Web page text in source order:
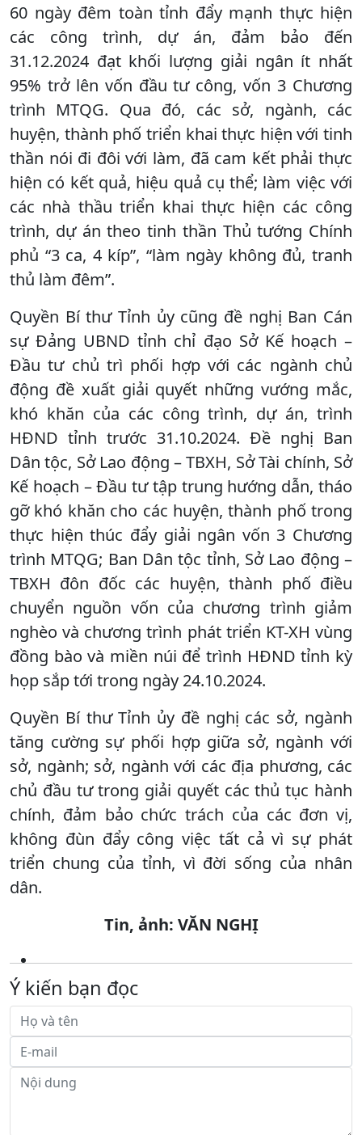
60 ngày đêm toàn tỉnh đẩy mạnh thực hiện
các công trình, dự án, đảm bảo đến
31.12.2024 đạt khối lượng giải ngân ít nhất
95% trở lên vốn đầu tư công, vốn 3 Chương
trình MTQG. Qua đó, các sở, ngành, các
huyện, thành phố triển khai thực hiện với tinh
thần nói đi đôi với làm, đã cam kết phải thực
hiện có kết quả, hiệu quả cụ thể; làm việc với
các nhà thầu triển khai thực hiện các công
trình, dự án theo tinh thần Thủ tướng Chính
phủ “3 ca, 4 kíp”, “làm ngày không đủ, tranh
thủ làm đêm”.
Quyền Bí thư Tỉnh ủy cũng đề nghị Ban Cán
sự Đảng UBND tỉnh chỉ đạo Sở Kế hoạch –
Đầu tư chủ trì phối hợp với các ngành chủ
động đề xuất giải quyết những vướng mắc,
khó khăn của các công trình, dự án, trình
HĐND tỉnh trước 31.10.2024. Đề nghị Ban
Dân tộc, Sở Lao động – TBXH, Sở Tài chính, Sở
Kế hoạch – Đầu tư tập trung hướng dẫn, tháo
gỡ khó khăn cho các huyện, thành phố trong
thực hiện thúc đẩy giải ngân vốn 3 Chương
trình MTQG; Ban Dân tộc tỉnh, Sở Lao động –
TBXH đôn đốc các huyện, thành phố điều
chuyển nguồn vốn của chương trình giảm
nghèo và chương trình phát triển KT-XH vùng
đồng bào và miền núi để trình HĐND tỉnh kỳ
họp sắp tới trong ngày 24.10.2024.
Quyền Bí thư Tỉnh ủy đề nghị các sở, ngành
tăng cường sự phối hợp giữa sở, ngành với
sở, ngành; sở, ngành với các địa phương, các
chủ đầu tư trong giải quyết các thủ tục hành
chính, đảm bảo chức trách của các đơn vị,
không đùn đẩy công việc tất cả vì sự phát
triển chung của tỉnh, vì đời sống của nhân
dân.
Tin, ảnh: VĂN NGHỊ
Ý kiến bạn đọc